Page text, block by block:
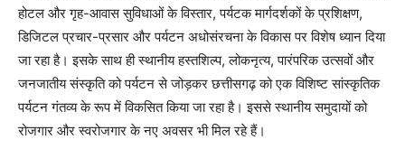
होटल और गृह-आवास सुविधाओं के विस्तार, पर्यटक मार्गदर्शकों के प्रशिक्षण,
डिजिटल प्रचार-प्रसार और पर्यटन अधोसंरचना के विकास पर विशेष ध्यान दिया
जा रहा है। इसके साथ ही स्थानीय हस्तशिल्प, लोकनृत्य, पारंपरिक उत्सवों और
जनजातीय संस्कृति को पर्यटन से जोड़कर छत्तीसगढ़ को एक विशिष्ट सांस्कृतिक
पर्यटन गंतव्य के रूप में विकसित किया जा रहा है। इससे स्थानीय समुदायों को
रोजगार और स्वरोजगार के नए अवसर भी मिल रहे हैं।